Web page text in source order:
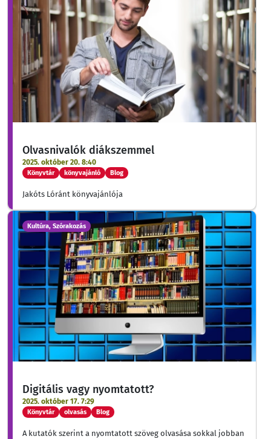
Olvasnivalók diákszemmel
2025. október 20. 8:40
Könyvtár könyvajánló Blog
Jakóts Lóránt könyvajánlója
Kultúra, Szórakozás
Digitális vagy nyomtatott?
2025. október 17. 7:29
Könyvtár olvasás Blog
A kutatók szerint a nyomtatott szöveg olvasása sokkal jobban